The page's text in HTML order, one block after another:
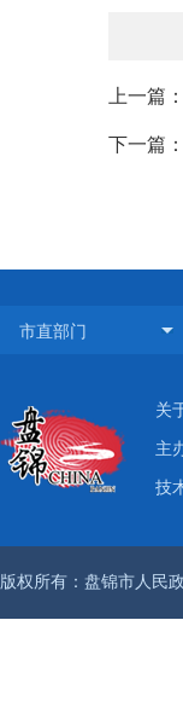
上一篇
下一篇
关
主
技
版权所有：盘锦市人民